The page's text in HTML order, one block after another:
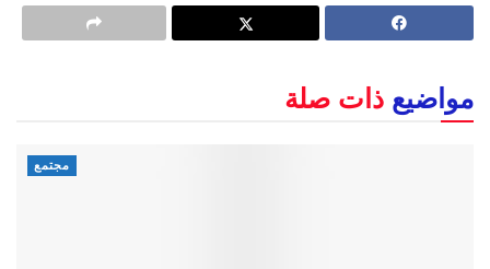
مواضيع ذات صلة
مجتمع